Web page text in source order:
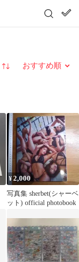
並び替え
¥2,000
写真集 sherbet(シャーベ
ット) official photobook